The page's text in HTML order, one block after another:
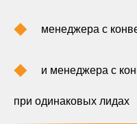
менеджера с
и менеджера с
при одинаковых лидах